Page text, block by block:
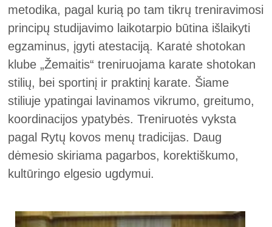
metodika, pagal kurią po tam tikrų treniravimosi
principų studijavimo laikotarpio būtina išlaikyti
egzaminus, įgyti atestaciją. Karatė shotokan
klube „Žemaitis“ treniruojama karate shotokan
stilių, bei sportinį ir praktinį karate. Šiame
stiliuje ypatingai lavinamos vikrumo, greitumo,
koordinacijos ypatybės. Treniruotės vyksta
pagal Rytų kovos menų tradicijas. Daug
dėmesio skiriama pagarbos, korektiškumo,
kultūringo elgesio ugdymui.